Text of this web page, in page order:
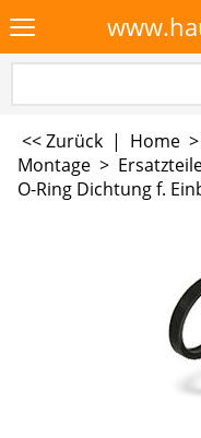
<< Zurück | Home >
Montage >
O-Ring Dichtung f.